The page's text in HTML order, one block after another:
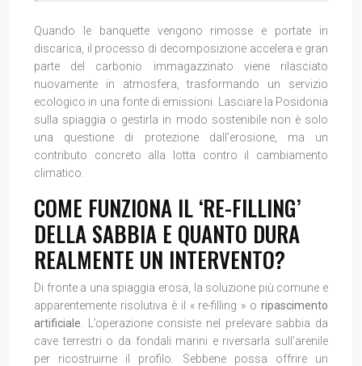
Quando le banquette vengono rimosse e portate in
discarica, il processo di decomposizione accelera e gran
parte del carbonio immagazzinato viene rilasciato
nuovamente in atmosfera, trasformando un servizio
ecologico in una fonte di emissioni. Lasciare la Posidonia
sulla spiaggia o gestirla in modo sostenibile non è solo
una questione di protezione dall’erosione, ma un
contributo concreto alla lotta contro il cambiamento
climatico.
COME FUNZIONA IL ‘RE-FILLING’
DELLA SABBIA E QUANTO DURA
REALMENTE UN INTERVENTO?
Di fronte a una spiaggia erosa, la soluzione più comune e
apparentemente risolutiva è il « re-filling » o ripascimento
artificiale . L’operazione consiste nel prelevare sabbia da
cave terrestri o da fondali marini e riversarla sull’arenile
per ricostruirne il profilo. Sebbene possa offrire un